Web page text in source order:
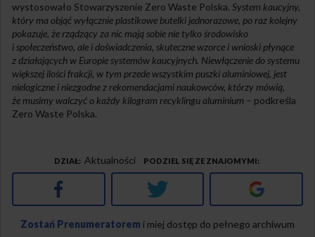
wystosowało Stowarzyszenie Zero Waste Polska. System kaucyjny,
który ma objąć wyłącznie plastikowe butelki jednorazowe, po raz kolejny
pokazuje, że rządzący za nic mają sobie nie tylko środowisko
i społeczeństwo, ale i doświadczenia, skuteczne wzorce i wnioski płynące
z działających w Europie systemów kaucyjnych. Niewłączenie do systemu
większej ilości frakcji, w tym przede wszystkim puszki aluminiowej, jest
nielogiczne i niezgodne z rekomendacjami naukowców, którzy mówią,
że musimy walczyć o każdy kilogram recyklingu aluminium – podkreśla
Zero Waste Polska.
DZIAŁ Aktualności PODZIEL SIĘ ZE ZNAJOMYMI
Facebook Twitter Google+
Zostań Prenumeratorem i miej dostęp do pełnego archiwum